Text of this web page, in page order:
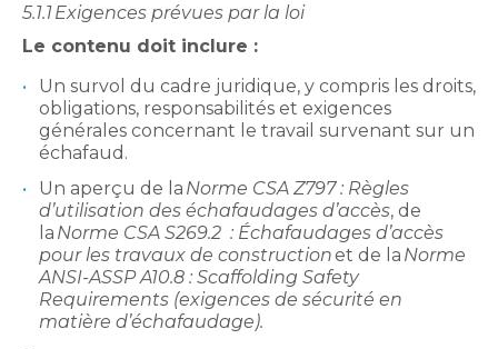
5.1.1Exigences prévues par la loi
Le contenu doit inclure :
Un survol du cadre juridique, y compris les droits,
obligations, responsabilités et exigences
générales concernant le travail survenant sur un
échafaud.
Un aperçu de la Norme CSA Z797 : Règles
d’utilisation des échafaudages d’accès, de
la Norme CSA S269.2 : Échafaudages d’accès
pour les travaux de constructionet de la Norme
ANSI-ASSP A10.8 : Scaffolding Safety
Requirements (exigences de sécurité en
matière d’échafaudage).